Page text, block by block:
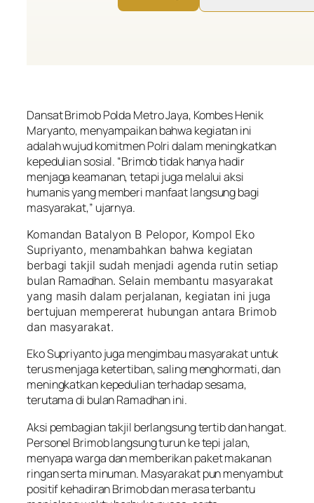
Dansat Brimob Polda Metro Jaya, Kombes Henik
Maryanto, menyampaikan bahwa kegiatan ini
adalah wujud komitmen Polri dalam meningkatkan
kepedulian sosial. “Brimob tidak hanya hadir
menjaga keamanan, tetapi juga melalui aksi
humanis yang memberi manfaat langsung bagi
masyarakat,” ujarnya.
Komandan Batalyon B Pelopor, Kompol Eko
Supriyanto, menambahkan bahwa kegiatan
berbagi takjil sudah menjadi agenda rutin setiap
bulan Ramadhan. Selain membantu masyarakat
yang masih dalam perjalanan, kegiatan ini juga
bertujuan mempererat hubungan antara Brimob
dan masyarakat.
Eko Supriyanto juga mengimbau masyarakat untuk
terus menjaga ketertiban, saling menghormati, dan
meningkatkan kepedulian terhadap sesama,
terutama di bulan Ramadhan ini.
Aksi pembagian takjil berlangsung tertib dan hangat.
Personel Brimob langsung turun ke tepi jalan,
menyapa warga dan memberikan paket makanan
ringan serta minuman. Masyarakat pun menyambut
positif kehadiran Brimob dan merasa terbantu